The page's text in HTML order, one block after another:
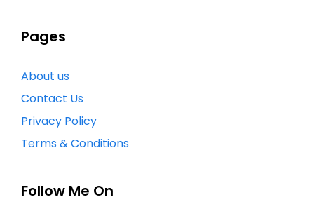
Pages
About us
Contact Us
Privacy Policy
Terms & Conditions
Follow Me On